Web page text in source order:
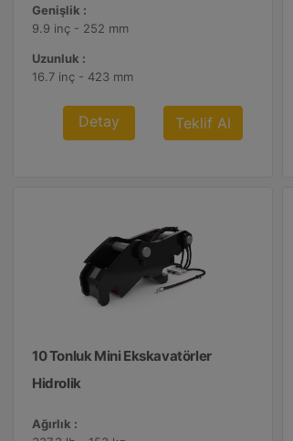
Genişlik :
9.9 inç - 252 mm
Uzunluk :
16.7 inç - 423 mm
Detay Teklif Al
10 Tonluk Mini Ekskavatörler
Hidrolik
Ağırlık :